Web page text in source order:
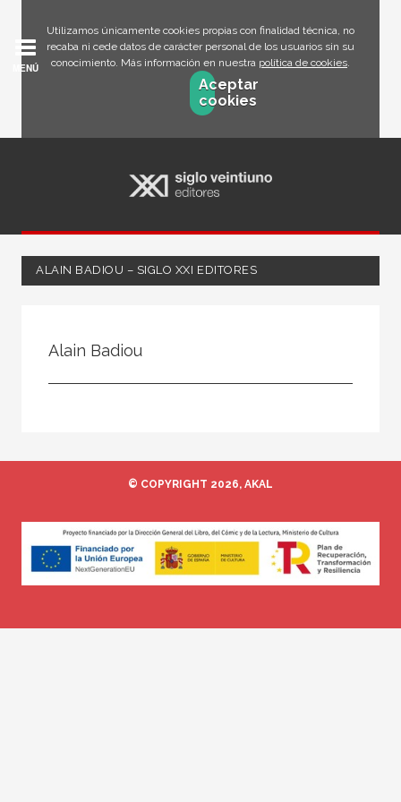
Utilizamos únicamente cookies propias con finalidad técnica, no
recaba ni cede datos de carácter personal de los usuarios sin su
conocimiento. Más información en nuestra política de cookies.
Aceptar
cookies
MENÚ
ALAIN BADIOU – SIGLO XXI EDITORES
Alain Badiou
© COPYRIGHT 2026, AKAL